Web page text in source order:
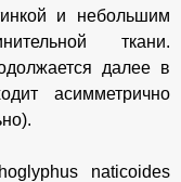
и небольшим
ткани.
далее в
асимметрично
naticoides